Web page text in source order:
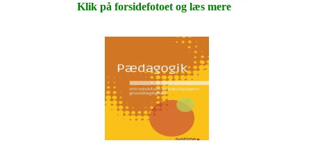
Klik på forsidefotoet og læs mere